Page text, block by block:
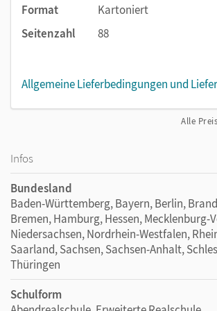
Format
Kartoniert
Seitenzahl
88
Allgemeine Lieferbedingungen und
Alle
Infos
Bundesland
Baden-Württemberg, Bayern, Berlin,
Bremen, Hamburg, Hessen, Mecklenburg-
Niedersachsen, Nordrhein-Westfalen,
Saarland, Sachsen, Sachsen-Anhalt,
Thüringen
Schulform